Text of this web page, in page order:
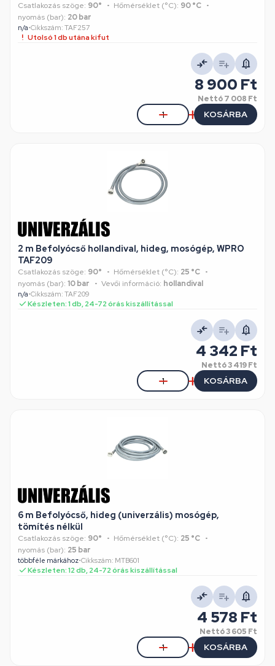
Csatlakozás szöge: 90° Hőmérséklet (°C): 90 °C
nyomás (bar): 20 bar
n/a•Cikkszám: TAF257
Utolsó 1 db utána kifut
8 900 Ft
Nettó7 008 Ft
KOSÁRBA
2 m Befolyócső hollandival, hideg, mosógép, WPRO
TAF209
Csatlakozás szöge: 90° Hőmérséklet (°C): 25 °C
nyomás (bar): 10 bar Vevői információ: hollandival
n/a•Cikkszám: TAF209
Készleten: 1 db, 24-72 órás kiszállítással
4 342 Ft
Nettó3 419 Ft
KOSÁRBA
6 m Befolyócső, hideg (univerzális) mosógép,
tömítés nélkül
Csatlakozás szöge: 90° Hőmérséklet (°C): 25 °C
nyomás (bar): 25 bar
többféle márkához•Cikkszám: MTB601
Készleten: 12 db, 24-72 órás kiszállítással
4 578 Ft
Nettó3 605 Ft
KOSÁRBA